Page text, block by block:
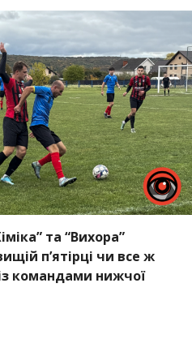
та “Вихора”
п’ятірці чи все ж
командами нижчої